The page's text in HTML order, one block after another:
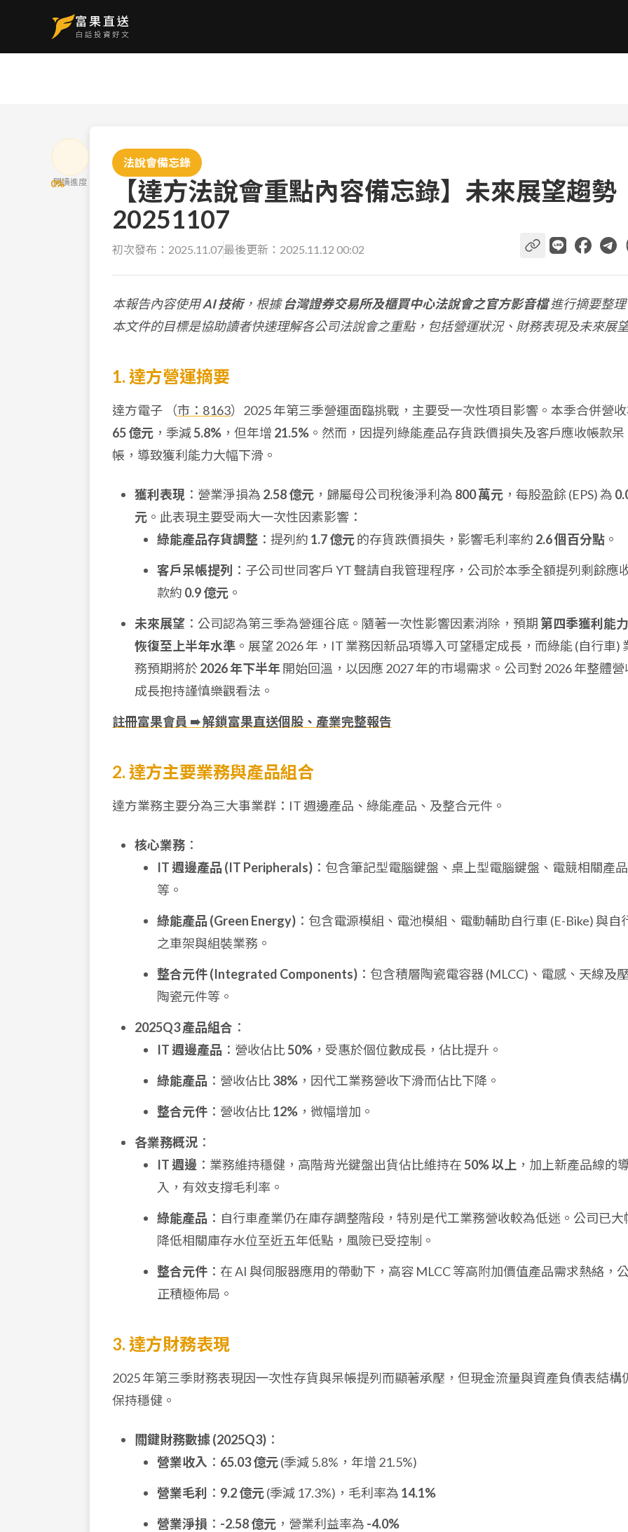
0%
閱讀進度
法說會備忘錄
【達方法說會重點內容備忘錄】未來展望趨勢
20251107
初次發布： 2025.11.07最後更新： 2025.11.12 00:02
本報告內容使用AI 技術，根據台灣證券交易所及櫃買中心法說會之官方影音檔進行摘要整
本文件的目標是協助讀者快速理解各公司法說會之重點，包括營運狀況、財務表現及未來展
1. 達方營運摘要
達方電子 （市：8163）2025 年第三季營運面臨挑戰，主要受一次性項目影響。本季合併營
65 億元 ，季減5.8% ，但年增 21.5% 。然而，因提列綠能產品存貨跌價損失及客戶應收帳款呆
帳，導致獲利能力大幅下滑。
獲利表現 ：營業淨損為 2.58 億元 ，歸屬母公司稅後淨利為 800 萬元 ，每股盈餘 (EPS) 為
元 。此表現主要受兩大一次性因素影響：
綠能產品存貨調整 ：提列約 1.7 億元的存貨跌價損失，影響毛利率約 2.6 個百分點 。
客戶呆帳提列 ：子公司世同客戶 YT 聲請自我管理程序，公司於本季全額提列剩餘應
款約 0.9 億元 。
未來展望 ：公司認為第三季為營運谷底。隨著一次性影響因素消除，預期 第四季獲利能
恢復至上半年水準 。展望 2026 年，IT 業務因新品項導入可望穩定成長，而綠能 (自行車)
務預期將於2026 年下半年開始回溫，以因應 2027 年的市場需求。公司對 2026 年整體營
成長抱持謹慎樂觀看法。
註冊富果會員 ➠ 解鎖富果直送個股、產業完整報告
2. 達方主要業務與產品組合
達方業務主要分為三大事業群：IT 週邊產品、綠能產品、及整合元件。
核心業務 ：
IT 週邊產品 (IT Peripherals) ：包含筆記型電腦鍵盤、桌上型電腦鍵盤、電競相關產品
等。
綠能產品 (Green Energy) ：包含電源模組、電池模組、電動輔助自行車 (E-Bike) 與自
之車架與組裝業務。
整合元件 (Integrated Components) ：包含積層陶瓷電容器 (MLCC)、電感、天線及
陶瓷元件等。
2025Q3 產品組合 ：
IT 週邊產品 ：營收佔比50% ，受惠於個位數成長，佔比提升。
綠能產品 ：營收佔比38% ，因代工業務營收下滑而佔比下降。
整合元件 ：營收佔比12% ，微幅增加。
各業務概況 ：
IT 週邊 ：業務維持穩健，高階背光鍵盤出貨佔比維持在50% 以上 ，加上新產品線的
入，有效支撐毛利率。
綠能產品 ：自行車產業仍在庫存調整階段，特別是代工業務營收較為低迷。公司已大
降低相關庫存水位至近五年低點，風險已受控制。
整合元件 ：在 AI 與伺服器應用的帶動下，高容 MLCC 等高附加價值產品需求熱絡，
正積極佈局。
3. 達方財務表現
2025 年第三季財務表現因一次性存貨與呆帳提列而顯著承壓，但現金流量與資產負債表結構
保持穩健。
關鍵財務數據 (2025Q3) ：
營業收入 ： 65.03 億元(季減 5.8%，年增 21.5%)
營業毛利
： 9.2 億元(季減 17.3%)，毛利率為 14.1%
營業淨損 ： -2.58 億元 ，營業利益率為 -4.0%